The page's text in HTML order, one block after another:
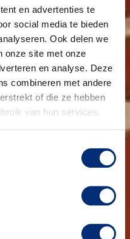
en advertenties te
social media te bieden
Ook delen we
onze site met onze
en analyse. Deze
combineren met andere
of die ze hebben
van hun services.